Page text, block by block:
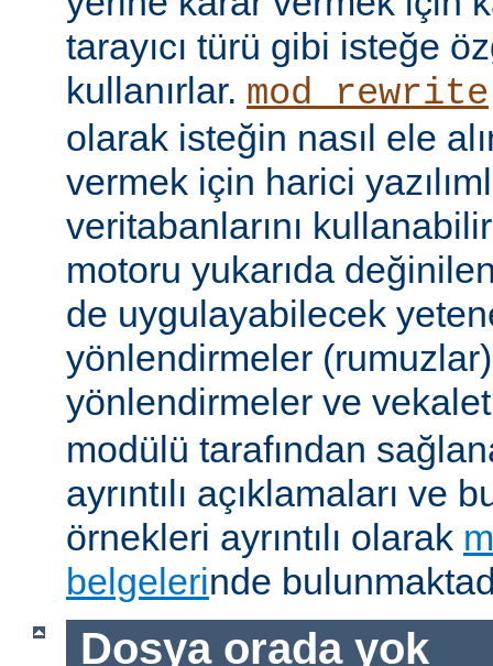
tarayıcı türü gibi isteğe
kullanırlar. mod_rewrite
olarak isteğin nasıl ele
vermek için harici
veritabanlarını
motoru yukarıda
de uygulayabilecek
yönlendirmeler
yönlendirmeler ve
modülü tarafından
ayrıntılı açıklamaları ve
örnekleri ayrıntılı olarak
belgelerinde
Dosya orada yok